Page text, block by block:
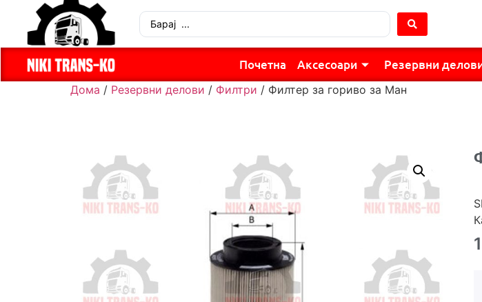
Почетна Аксесоари Резервни
Дома / Резервни делови / Филтри / Филтер за гориво за Ман